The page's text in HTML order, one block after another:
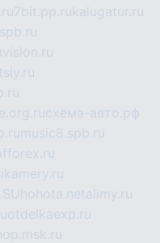
7bit.pp.rukalugatur.ru
схема-авто.рф
music8.spb.ru
hohota.net alimy.ru
otdelkaexp.ru